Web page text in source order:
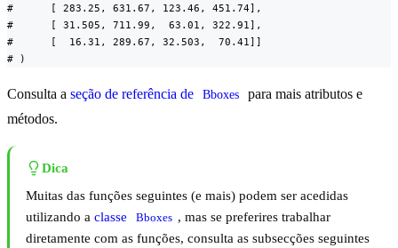
#      [ 283.25, 631.67, 123.46, 451.74],
#      [ 31.505, 711.99,  63.01, 322.91],
#      [  16.31, 289.67, 32.503,  70.41]]
# )
Consulta a seção de referência de Bboxes
para mais atributos e
métodos.
Dica
Muitas das funções seguintes (e mais) podem ser acedidas
utilizando a classe Bboxes , mas se preferires trabalhar
diretamente com as funções, consulta as subsecções seguintes